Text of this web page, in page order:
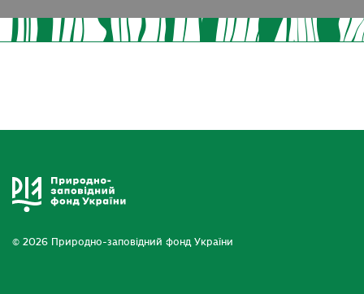
© 2026 Природно-заповідний фонд України